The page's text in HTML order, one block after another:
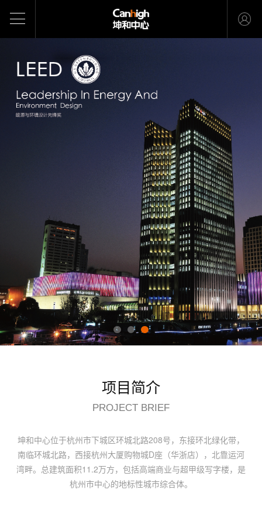
项目简介
PROJECT BRIEF
坤和中心位于杭州市下城区环城北路208号，东接环北绿化带，
南临环城北路，西接杭州大厦购物城D座（华浙店），北靠运河
湾畔。总建筑面积11.2万方，包括高端商业与超甲级写字楼，是
杭州市中心的地标性城市综合体。